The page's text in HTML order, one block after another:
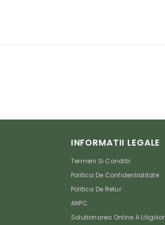
INFORMATII LEGALE
Termeni Si Conditii
Politica De Confidentialitate
Politica De Retur
ANPC
Solutionarea Online A Litigiilor